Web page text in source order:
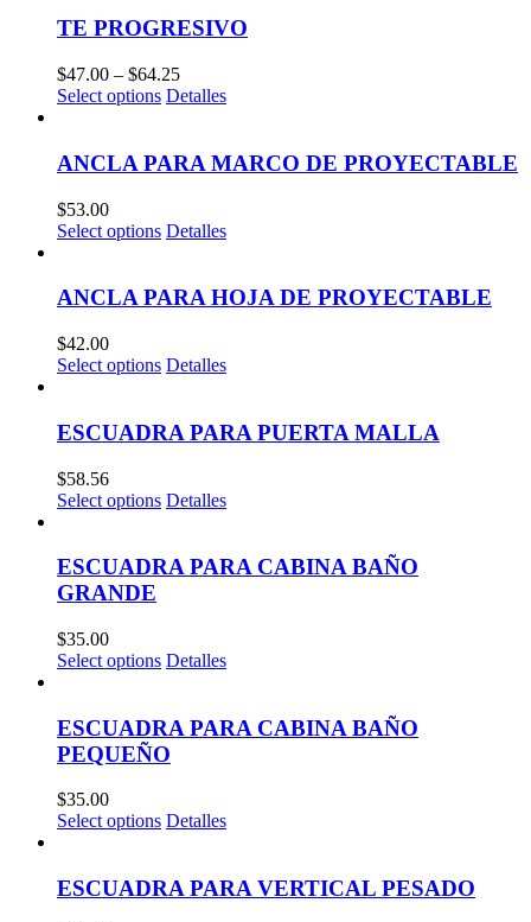
TE PROGRESIVO
$47.00 – $64.25
Select options Detalles
ANCLA PARA MARCO DE PROYECTABLE
$53.00
Select options Detalles
ANCLA PARA HOJA DE PROYECTABLE
$42.00
Select options Detalles
ESCUADRA PARA PUERTA MALLA
$58.56
Select options Detalles
ESCUADRA PARA CABINA BAÑO
GRANDE
$35.00
Select options Detalles
ESCUADRA PARA CABINA BAÑO
PEQUEÑO
$35.00
Select options Detalles
ESCUADRA PARA VERTICAL PESADO